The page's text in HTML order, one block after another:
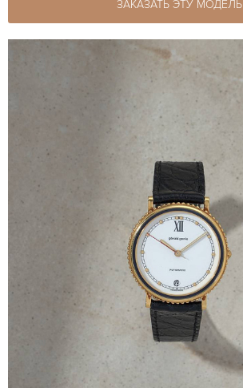
ЗАКАЗАТЬ ЭТУ МОДЕЛЬ